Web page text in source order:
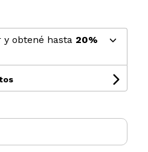
y obtené hasta 20%